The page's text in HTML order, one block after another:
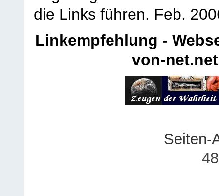
die Links führen. Feb.
Linkempfehlung -
von-net.net
Seiten-